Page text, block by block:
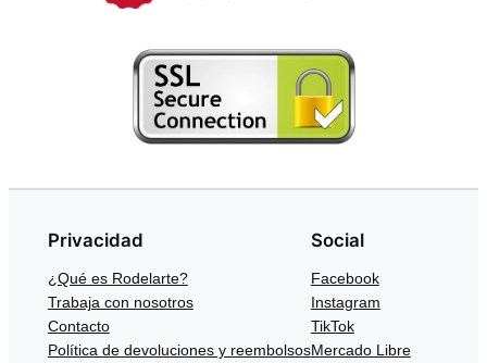
Privacidad
¿Qué es Rodelarte?
Trabaja con nosotros
Contacto
Política de devoluciones y reembolsos
Social
Facebook
Instagram
TikTok
Mercado Libre